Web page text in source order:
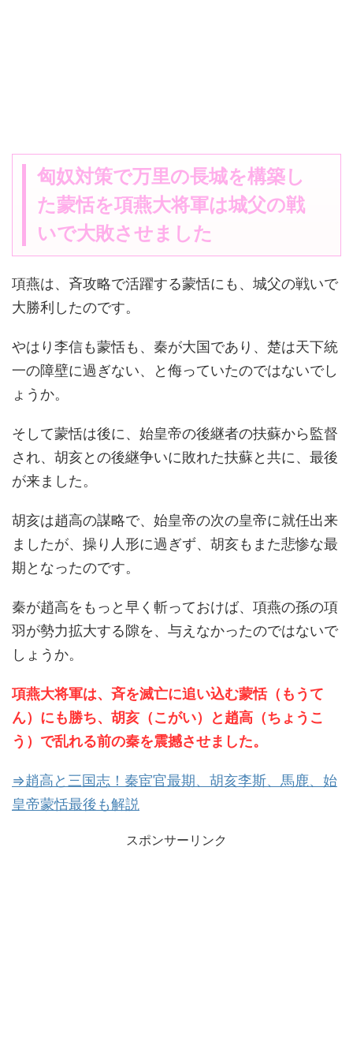
匈奴対策で万里の長城を構築し
た蒙恬を項燕大将軍は城父の戦
いで大敗させました
項燕は、斉攻略で活躍する蒙恬にも、城父の戦いで
大勝利したのです。
やはり李信も蒙恬も、秦が大国であり、楚は天下統
一の障壁に過ぎない、と侮っていたのではないでし
ょうか。
そして蒙恬は後に、始皇帝の後継者の扶蘇から監督
され、胡亥との後継争いに敗れた扶蘇と共に、最後
が来ました。
胡亥は趙高の謀略で、始皇帝の次の皇帝に就任出来
ましたが、操り人形に過ぎず、胡亥もまた悲惨な最
期となったのです。
秦が趙高をもっと早く斬っておけば、項燕の孫の項
羽が勢力拡大する隙を、与えなかったのではないで
しょうか。
項燕大将軍は、斉を滅亡に追い込む蒙恬（もうて
ん）にも勝ち、胡亥（こがい）と趙高（ちょうこ
う）で乱れる前の秦を震撼させました。
⇒趙高と三国志！秦宦官最期、胡亥李斯、馬鹿、始
皇帝蒙恬最後も解説
スポンサーリンク